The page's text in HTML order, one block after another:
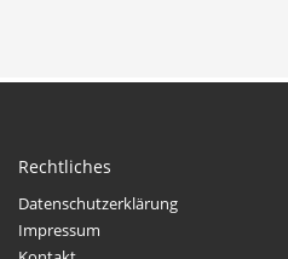
Rechtliches
Datenschutzerklärung
Impressum